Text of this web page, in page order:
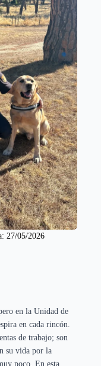
27/05/2026
en la Unidad de
en cada rincón.
de trabajo; son
su vida por la
poco. En esta